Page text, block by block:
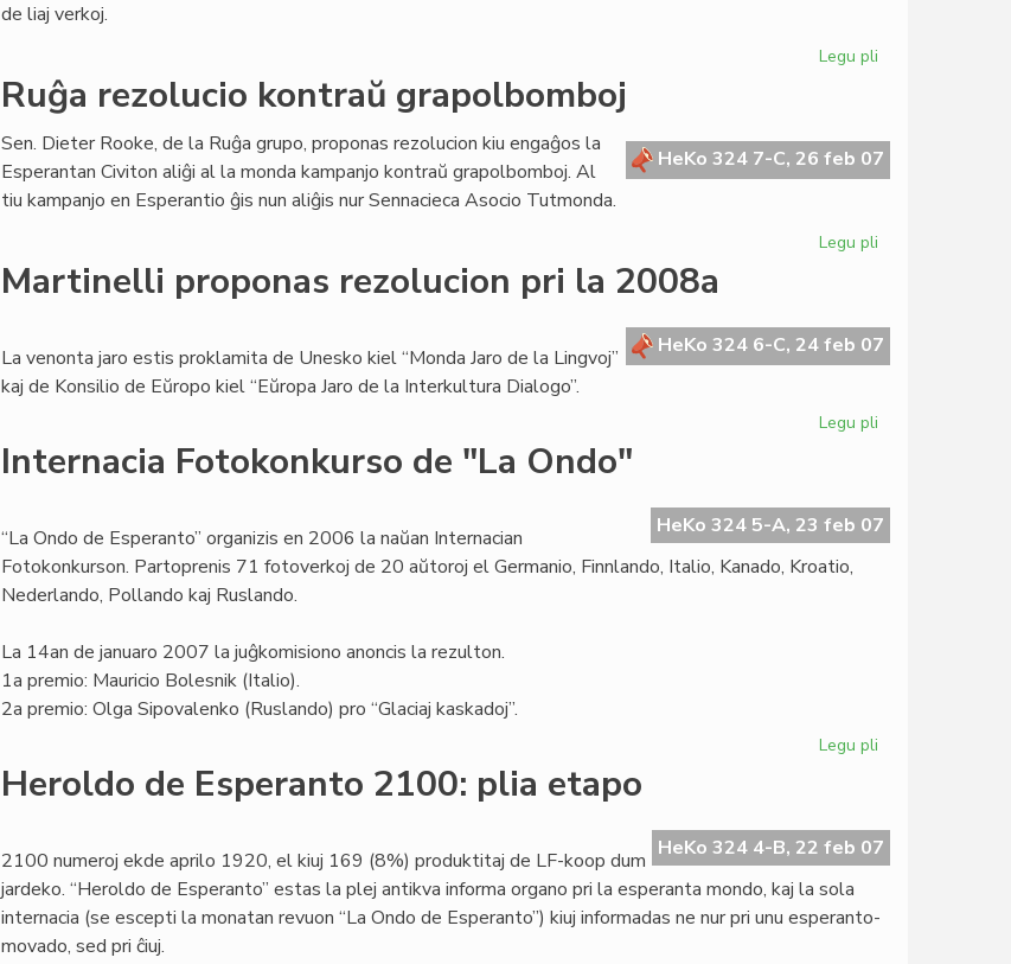
de liaj verkoj.
Legu pli
de
"Literatura
Ruĝa rezolucio kontraŭ grapolbomboj
HeKo 324 7-C, 26 feb 07
Sen. Dieter Rooke, de la Ruĝa grupo, proponas rezolucion kiu engaĝos la
Esperantan Civiton aliĝi al la monda kampanjo kontraŭ grapolbomboj. Al
tiu kampanjo en Esperantio ĝis nun aliĝis nur Sennacieca Asocio Tutmonda.
Legu pli
grapolbomboj
Martinelli proponas rezolucion pri la 2008a
HeKo 324 6-C, 24 feb 07
La venonta jaro estis proklamita de Unesko kiel “Monda Jaro de la Lingvoj”
kaj de Konsilio de Eŭropo kiel “Eŭropa Jaro de la Interkultura Dialogo”.
Legu pli
pri
la
Internacia Fotokonkurso de "La Ondo"
HeKo 324 5-A, 23 feb 07
“La Ondo de Esperanto” organizis en 2006 la naŭan Internacian
Fotokonkurson. Partoprenis 71 fotoverkoj de 20 aŭtoroj el Germanio, Finnlando, Italio, Kanado, Kroatio,
Nederlando, Pollando kaj Ruslando.
La 14an de januaro 2007 la juĝkomisiono anoncis la rezulton.
1a premio: Mauricio Bolesnik (Italio).
2a premio: Olga Sipovalenko (Ruslando) pro “Glaciaj kaskadoj”.
Legu pli
"La
Ondo"
Heroldo de Esperanto 2100: plia etapo
HeKo 324 4-B, 22 feb 07
2100 numeroj ekde aprilo 1920, el kiuj 169 (8%) produktitaj de LF-koop dum
jardeko. “Heroldo de Esperanto” estas la plej antikva informa organo pri la esperanta mondo, kaj la sola
internacia (se escepti la monatan revuon “La Ondo de Esperanto”) kiuj informadas ne nur pri unu esperanto-
movado, sed pri ĉiuj.